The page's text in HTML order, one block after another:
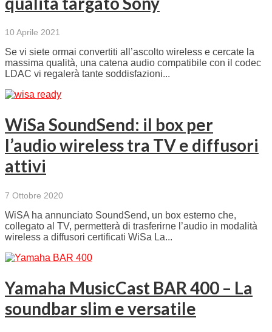
10 Aprile 2021
Se vi siete ormai convertiti all’ascolto wireless e cercate la
massima qualità, una catena audio compatibile con il codec
LDAC vi regalerà tante soddisfazioni...
WiSa SoundSend: il box per
l’audio wireless tra TV e diffusori
attivi
7 Ottobre 2020
WiSA ha annunciato SoundSend, un box esterno che,
collegato al TV, permetterà di trasferirne l’audio in modalità
wireless a diffusori certificati WiSa La...
Yamaha MusicCast BAR 400 – La
soundbar slim e versatile